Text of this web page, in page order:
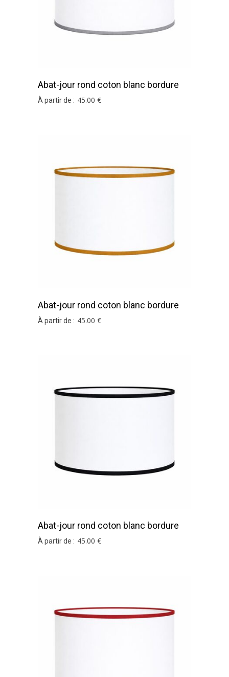
Abat-jour rond coton blanc bordure
gris souris
À partir de : 45.00 €
Abat-jour rond coton blanc bordure
moutarde
À partir de : 45.00 €
Abat-jour rond coton blanc bordure
noir
À partir de : 45.00 €